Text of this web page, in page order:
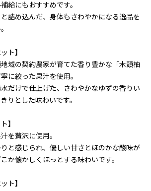
給にもおすすめです。
詰め込んだ、身体もさわやかになる逸品を
ト】
域の契約農家が育てた香り豊かな「木頭柚
に絞った果汁を使用。
だけで仕上げた、さわやかなゆずの香りい
りとした味わいです。
】
を贅沢に使用。
と感じられ、優しい甘さとほのかな酸味が
か懐かしくほっとする味わいです。
ト】